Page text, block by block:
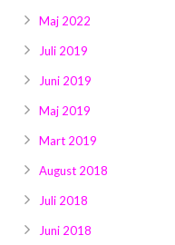
Maj 2022
Juli 2019
Juni 2019
Maj 2019
Mart 2019
August 2018
Juli 2018
Juni 2018